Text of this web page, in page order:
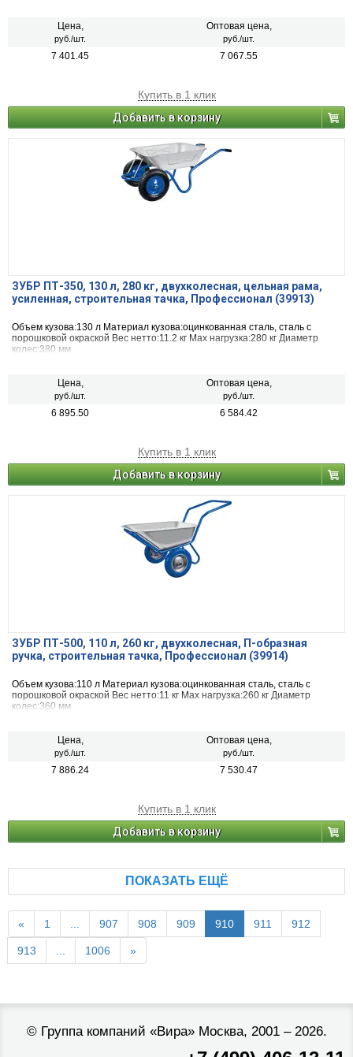
Цена,
руб./шт.
Оптовая цена,
руб./шт.
7 401.45 7 067.55
Купить в 1 клик
Добавить в корзину
ЗУБР ПТ-350, 130 л, 280 кг, двухколесная, цельная рама,
усиленная, строительная тачка, Профессионал (39913)
Объем кузова:130 л Материал кузова:оцинкованная сталь, сталь с
порошковой окраской Вес нетто:11.2 кг Max нагрузка:280 кг Диаметр
колес:380 мм
Цена,
руб./шт.
Оптовая цена,
руб./шт.
6 895.50 6 584.42
Купить в 1 клик
Добавить в корзину
ЗУБР ПТ-500, 110 л, 260 кг, двухколесная, П-образная
ручка, строительная тачка, Профессионал (39914)
Объем кузова:110 л Материал кузова:оцинкованная сталь, сталь с
порошковой окраской Вес нетто:11 кг Max нагрузка:260 кг Диаметр
колес:360 мм
Цена,
руб./шт.
Оптовая цена,
руб./шт.
7 886.24 7 530.47
Купить в 1 клик
Добавить в корзину
ПОКАЗАТЬ ЕЩЁ
« 1 ... 907 908 909 910 911 912
913 ... 1006 »
© Группа компаний «Вира»Москва, 2001 – 2026.